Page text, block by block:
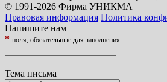
© 1991-2026 Фирма УНИКМА
Правовая информация Политика
Напишите нам
* поля, обязательные для заполнения.
Тема письма